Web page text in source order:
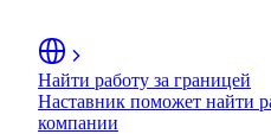
Найти работу за границей
Наставник поможет найти
компании